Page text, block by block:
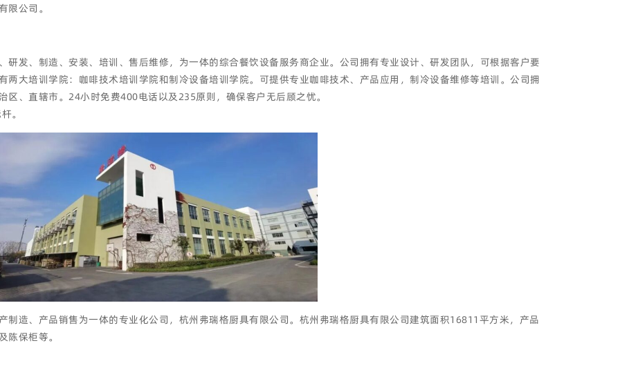
公司。
发、制造、安装、培训、售后维修，为一体的综合餐饮设备服务商企业。公司拥有专业设计、研发团队，可根据客户要
大培训学院：咖啡技术培训学院和制冷设备培训学院。可提供专业咖啡技术、产品应用，制冷设备维修等培训。公司拥
、直辖市。24小时免费400电话以及235原则，确保客户无后顾之忧。
。
制造、产品销售为一体的专业化公司，杭州弗瑞格厨具有限公司。杭州弗瑞格厨具有限公司建筑面积16811平方米，产品
保柜等。